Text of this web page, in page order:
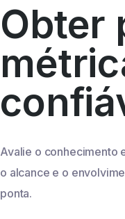
Obter
Avalie o conhecimento
o alcance e o
ponta.